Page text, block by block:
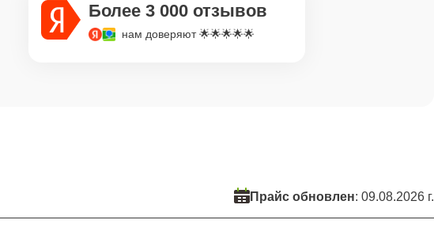
Более 3 000 отзывов
нам доверяют 🌟🌟🌟🌟🌟
Прайс обновлен: 09.08.2026 г.